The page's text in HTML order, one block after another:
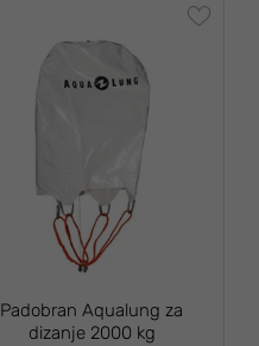
Padobran Aqualung za
dizanje 2000 kg